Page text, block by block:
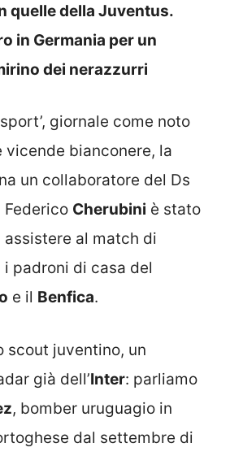
quelle della Juventus.
in Germania per un
dei nerazzurri
giornale come noto
bianconere, la
un collaboratore del Ds
Federico Cherubini è stato
assistere al match di
i padroni di casa del
e il Benfica.
scout juventino, un
già dell’Inter: parliamo
, bomber uruguagio in
dal settembre di